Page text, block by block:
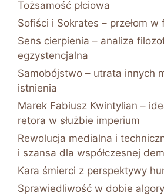
Tożsamość płciowa
Sofiści i Sokrates – przełom
Sens cierpienia – analiza
egzystencjalna
Samobójstwo – utrata innych
istnienia
Marek Fabiusz Kwintylian –
retora w służbie imperium
Rewolucja medialna i
i szansa dla współczesnej
Kara śmierci z perspektywy
Sprawiedliwość w dobie